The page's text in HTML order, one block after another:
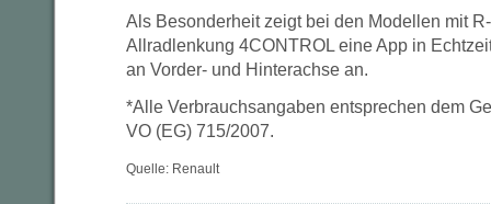
Als Besonderheit zeigt bei den Modellen mit
Allradlenkung 4CONTROL eine App in
an Vorder- und Hinterachse an.
*Alle Verbrauchsangaben entsprechen dem
VO (EG) 715/2007.
Quelle: Renault